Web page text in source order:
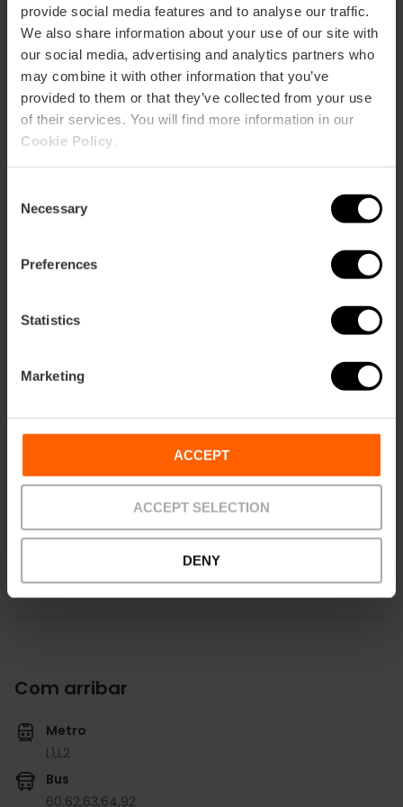
provide social media features and to analyse our traffic.
We also share information about your use of our site with
our social media, advertising and analytics partners who
may combine it with other information that you’ve
provided to them or that they’ve collected from your use
of their services. You will find more information in our
Cookie Policy
Selection
Necessary
Preferences
Statistics
Marketing
ACCEPT
ACCEPT SELECTION
DENY
Audit:239
School:150
Banquet:232
Cocktail:330
CASTELLÓN (I)
m2: 124
School:27
Cocktail:150
m2:173
Banquet:120
CASTELLÓN (I + II)
Audit:250
Cocktail:220
Veure tots els salons
Com arribar
Metro
L1,L2
Bus
60,62,63,64,92